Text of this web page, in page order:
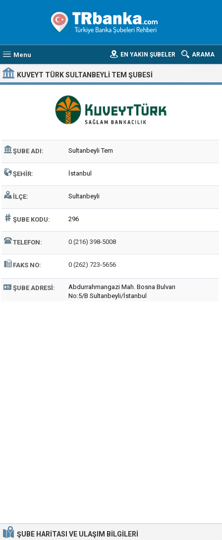
Menu ARAMA
EN YAKIN ŞUBELER
KUVEYT TÜRK SULTANBEYLI TEM ŞUBESI
ŞUBE ADI: Sultanbeyli Tem
ŞEHIR: İstanbul
İLÇE: Sultanbeyli
ŞUBE KODU: 296
TELEFON: 0 (216) 398-5008
FAKS NO: 0 (262) 723-5656
ŞUBE ADRESI:
Abdurrahmangazi Mah. Bosna Bulvarı
No:5/B Sultanbeyli/İstanbul
ŞUBE HARITASI VE ULAŞIM BILGILERI